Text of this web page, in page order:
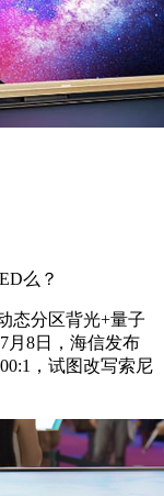
么？
态分区背光+量子
月8日，海信发布
，试图改写索尼